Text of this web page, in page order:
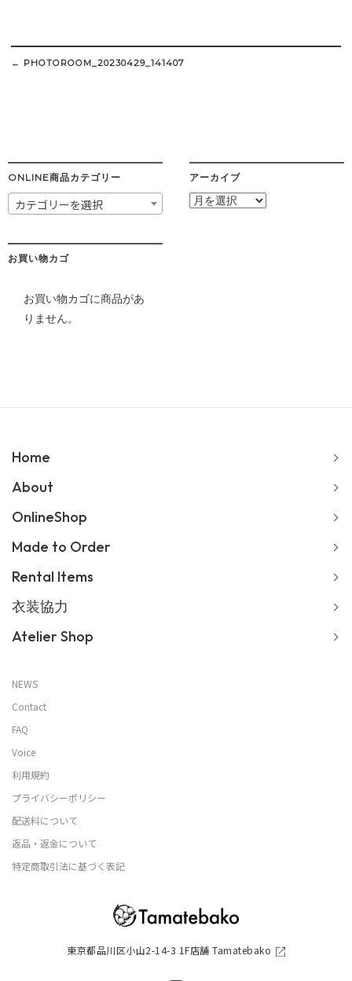
Post
navigation
← PHOTOROOM_20230429_141407
ONLINE商品カテゴリー
カテゴリーを選択
アーカイブ
ア
お買い物カゴ
お買い物カゴに商品があ
りません。
東京都品川区小山2-14-3 1F店舗 Tamatebako
Home
About
OnlineShop
Made to Order
Rental Items
衣装協力
Atelier Shop
NEWS
Contact
FAQ
Voice
利用規約
プライバシーポリシー
配送料について
返品・返金について
特定商取引法に基づく表記